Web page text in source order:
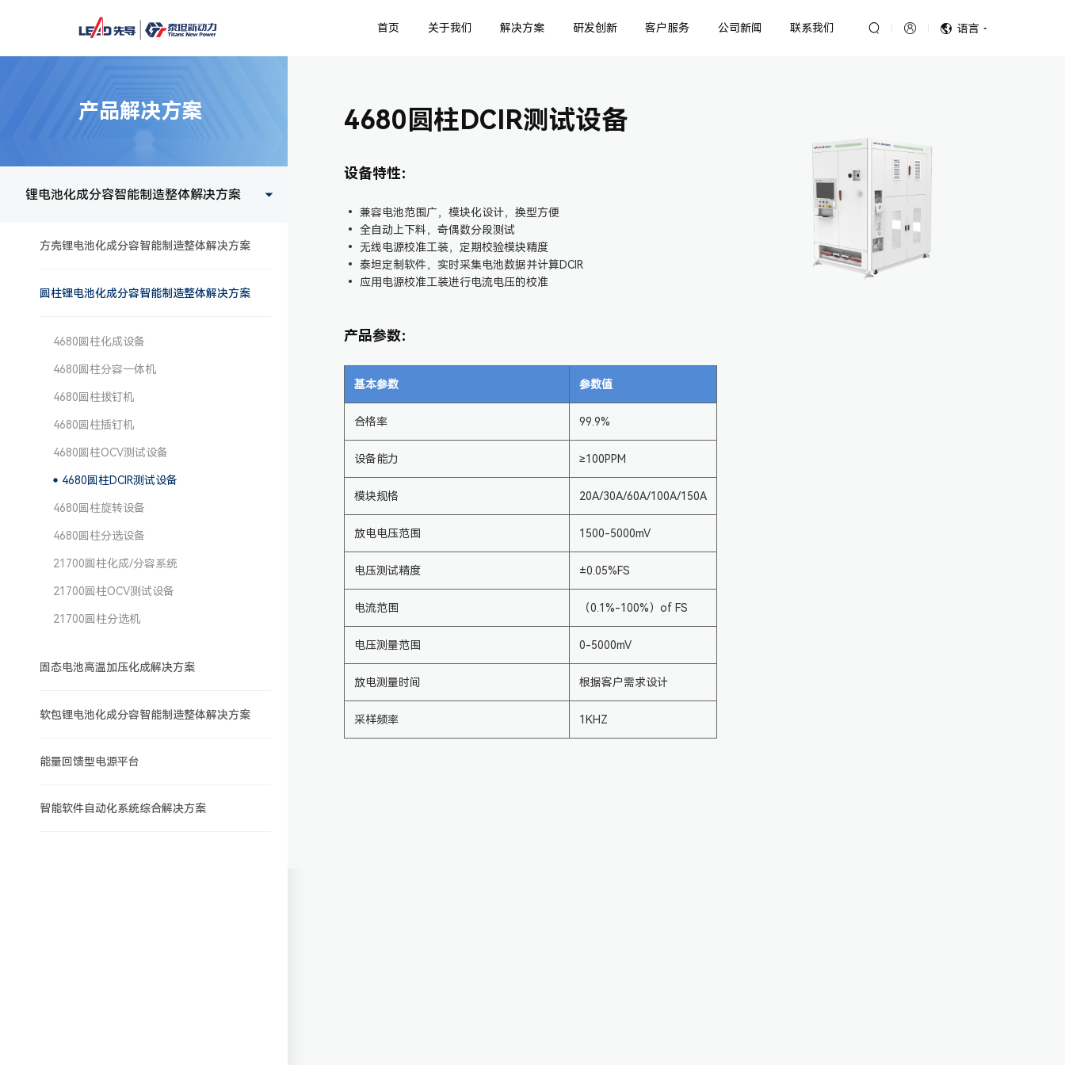
首页 关于我们 解决方案 研发创新 客户服务 公司新闻 联系我们 语言
产品解决方案
锂电池化成分容智能制造整体解决方案
方壳锂电池化成分容智能制造整体解决方案
圆柱锂电池化成分容智能制造整体解决方案
4680圆柱化成设备
4680圆柱分容一体机
4680圆柱拔钉机
4680圆柱插钉机
4680圆柱OCV测试设备
4680圆柱DCIR测试设备
4680圆柱旋转设备
4680圆柱分选设备
21700圆柱化成/分容系统
21700圆柱OCV测试设备
21700圆柱分选机
固态电池高温加压化成解决方案
软包锂电池化成分容智能制造整体解决方案
能量回馈型电源平台
智能软件自动化系统综合解决方案
4680圆柱DCIR测试设备
设备特性：
• 兼容电池范围广，模块化设计，换型方便
• 全自动上下料，奇偶数分段测试
• 无线电源校准工装，定期校验模块精度
• 泰坦定制软件，实时采集电池数据并计算DCIR
• 应用电源校准工装进行电流电压的校准
产品参数：
基本参数 参数值
合格率 99.9%
设备能力 ≥100PPM
模块规格 20A/30A/60A/100A/150A
放电电压范围 1500-5000mV
电压测试精度 ±0.05%FS
电流范围 （0.1%-100%）of FS
电压测量范围 0-5000mV
放电测量时间 根据客户需求设计
采样频率 1KHZ